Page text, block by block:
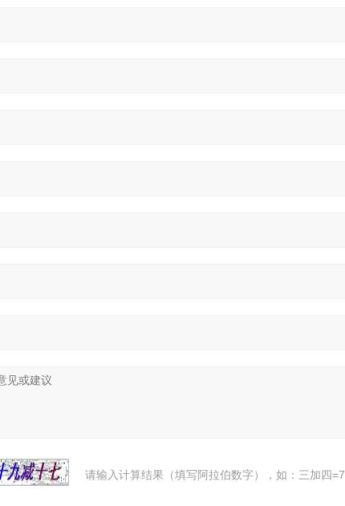
请输入计算结果（填写阿拉伯数字），如：三加四=7